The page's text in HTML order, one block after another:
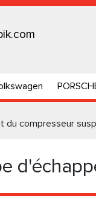
du compresseur